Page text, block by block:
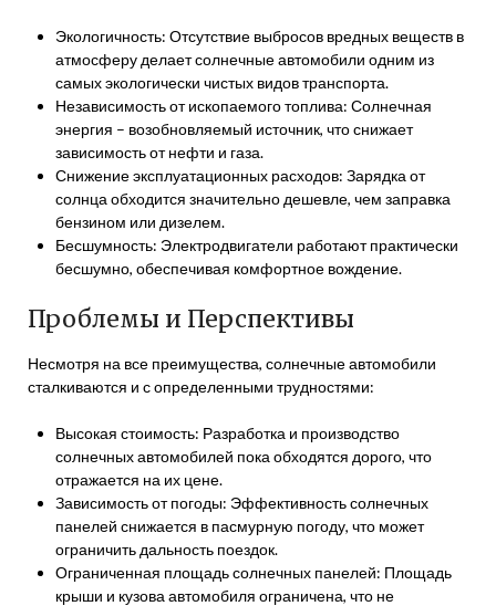
Экологичность: Отсутствие выбросов вредных веществ в
атмосферу делает солнечные автомобили одним из
самых экологически чистых видов транспорта.
Независимость от ископаемого топлива: Солнечная
энергия – возобновляемый источник, что снижает
зависимость от нефти и газа.
Снижение эксплуатационных расходов: Зарядка от
солнца обходится значительно дешевле, чем заправка
бензином или дизелем.
Бесшумность: Электродвигатели работают практически
бесшумно, обеспечивая комфортное вождение.
Проблемы и Перспективы
Несмотря на все преимущества, солнечные автомобили
сталкиваются и с определенными трудностями:
Высокая стоимость: Разработка и производство
солнечных автомобилей пока обходятся дорого, что
отражается на их цене.
Зависимость от погоды: Эффективность солнечных
панелей снижается в пасмурную погоду, что может
ограничить дальность поездок.
Ограниченная площадь солнечных панелей: Площадь
крыши и кузова автомобиля ограничена, что не